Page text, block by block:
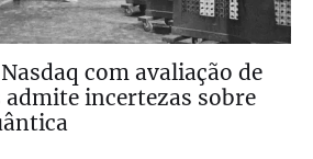
com avaliação de
admite incertezas sobre